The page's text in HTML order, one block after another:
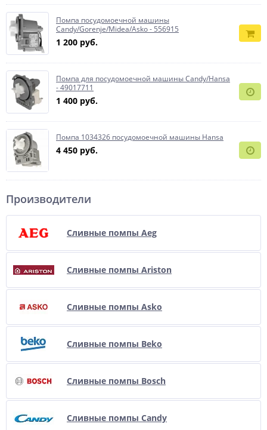
Помпа посудомоечной машины
Candy/Gorenje/Midea/Asko - 556915
1 200 руб.
Помпа для посудомоечной машины Candy/Hansa
- 49017711
1 400 руб.
Помпа 1034326 посудомоечной машины Hansa
4 450 руб.
Производители
Сливные помпы Aeg
Сливные помпы Ariston
Сливные помпы Asko
Сливные помпы Beko
Сливные помпы Bosch
Сливные помпы Candy